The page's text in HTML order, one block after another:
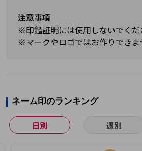
注意事項
※印鑑証明には使用しないでくだ
※マークやロゴではお作りできま
ネーム印のランキング
日別 週別